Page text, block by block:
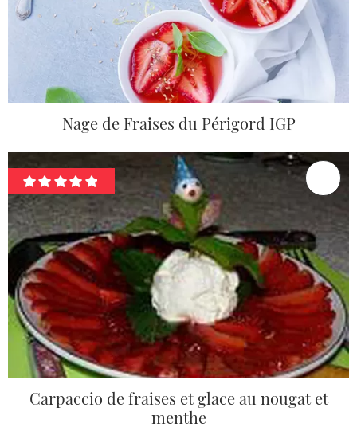
Nage de Fraises du Périgord IGP
Carpaccio de fraises et glace au nougat et
menthe